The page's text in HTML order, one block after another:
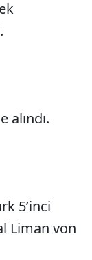
alındı.
5’inci
Liman von